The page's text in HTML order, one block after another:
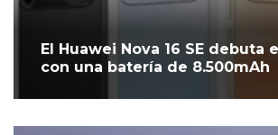
El Huawei Nova 16 SE debuta
con una batería de 8.500mAh